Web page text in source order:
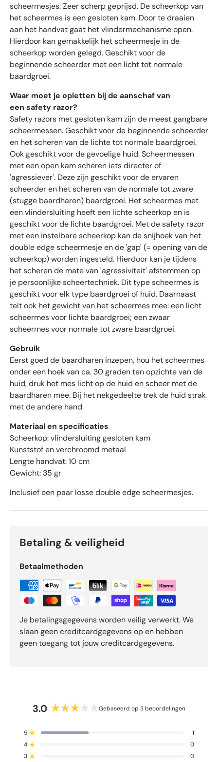
o
r
d
e
l
i
e
m
e
t
g
e
m
d
d
e
l
d
4
.
6
s
t
e
r
e
a
n
d
e
o
r
n
e
d
i
n
g
scheermesjes. Zeer scherp geprijsd. De scheerkop van
het scheermes is een gesloten kam. Door te draaien
aan het handvat gaat het vlindermechanisme open.
Hierdoor kan gemakkelijk het scheermesje in de
scheerkop worden gelegd. Geschikt voor de
beginnende scheerder met een licht tot normale
baardgroei.
Waar moet je opletten bij de aanschaf van
een safety razor?
Safety razors met gesloten kam zijn de meest gangbare
scheermessen. Geschikt voor de beginnende scheerder
en het scheren van de lichte tot normale baardgroei.
Ook geschikt voor de gevoelige huid. Scheermessen
met een open kam scheren iets directer of
'agressiever'. Deze zijn geschikt voor de ervaren
scheerder en het scheren van de normale tot zware
(stugge baardharen) baardgroei. Het scheermes met
een vlindersluiting heeft een lichte scheerkop en is
geschikt voor de lichte baardgroei. Met de safety razor
met een instelbare scheerkop kan de snijhoek van het
double edge scheermesje en de 'gap' (= opening van de
scheerkop) worden ingesteld. Hierdoor kan je tijdens
het scheren de mate van 'agressiviteit' afstemmen op
je persoonlijke scheertechniek. Dit type scheermes is
geschikt voor elk type baardgroei of huid. Daarnaast
telt ook het gewicht van het scheermes mee: een licht
scheermes voor lichte baardgroei; een zwaar
scheermes voor normale tot zware baardgroei.
Gebruik
Eerst goed de baardharen inzepen, hou het scheermes
onder een hoek van ca. 30 graden ten opzichte van de
huid, druk het mes licht op de huid en scheer met de
baardharen mee. Bij het nekgedeelte trek de huid strak
met de andere hand.
Materiaal en specificaties
Scheerkop: vlindersluiting gesloten kam
Kunststof en verchroomd metaal
Lengte handvat: 10 cm
Gewicht: 35 gr
Inclusief een paar losse double edge scheermesjes.
Betaling & veiligheid
Betaalmethoden
Je betalingsgegevens worden veilig verwerkt. We
slaan geen creditcardgegevens op en hebben
geen toegang tot jouw creditcardgegevens.
3.0
o
Gebaseerd op 3 beoordelingen
5 Beoordeeld met van de 5 sterren 1
T
4 Beoordeeld met van de 5 sterren 0
T
3 Beoordeeld met van de 5 sterren 0
T
T
T